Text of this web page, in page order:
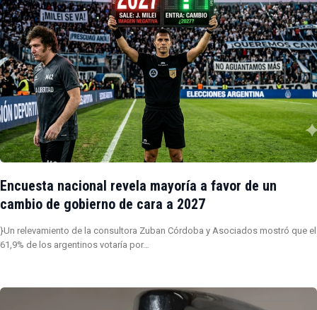
Encuesta nacional revela mayoría a favor de un
cambio de gobierno de cara a 2027
}Un relevamiento de la consultora Zuban Córdoba y Asociados mostró que el
61,9% de los argentinos votaría por…